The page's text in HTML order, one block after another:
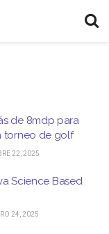
de 8mdp para
torneo de golf
22, 2025
Science Based
24, 2025